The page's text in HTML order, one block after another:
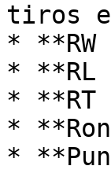
tiros
*
* **RL
* **RT
*
*